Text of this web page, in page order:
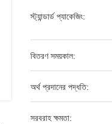
স্ট্যান্ডার্ড প্যাকেজিং:
বিতরণ সময়কাল:
অর্থ প্রদানের পদ্ধতি:
সরবরাহ ক্ষমতা: